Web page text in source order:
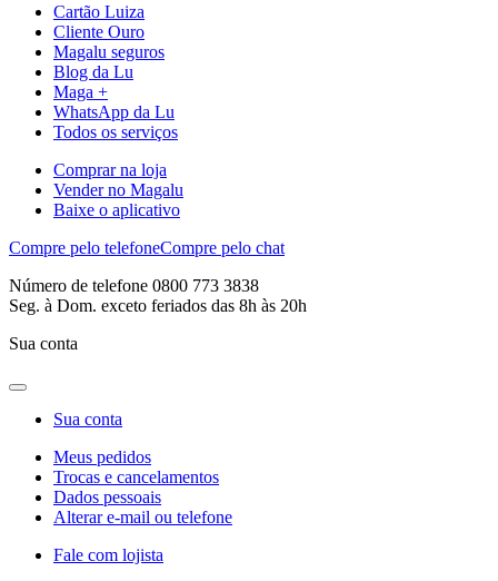
Cartão Luiza
Cliente Ouro
Magalu seguros
Blog da Lu
Maga +
WhatsApp da Lu
Todos os serviços
Comprar na loja
Vender no Magalu
Baixe o aplicativo
Compre pelo telefoneCompre pelo chat
Número de telefone 0800 773 3838
Seg. à Dom. exceto feriados das 8h às 20h
Sua conta
Sua conta
Meus pedidos
Trocas e cancelamentos
Dados pessoais
Alterar e-mail ou telefone
Fale com lojista